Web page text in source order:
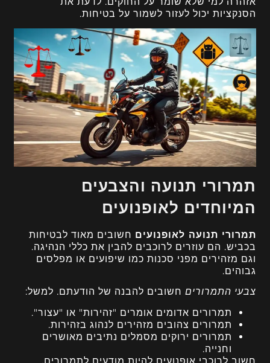
הסנקציות יכול לעזור לשמור על בטיחות.
תמרורי תנועה והצבעים
המיוחדים לאופנועים
תמרורי תנועה לאופנועים חשובים מאוד לבטיחות
בכביש. הם עוזרים לרוכבים להבין את כללי הנהיגה.
וגם מזהירים מפני סכנות כמו שיפועים או מפלסים
גבוהים.
צבעי התמרורים חשובים להבנה של הודעתם. למשל:
תמרורים אדומים אומרים "זהירות" או "עצור".
תמרורים צהובים מזהירים לנהוג בזהירות.
תמרורים ירוקים מסמלים נתיבים מאושרים
וחנייה.
חשוב לרוכבי אופנועים להיות מודעים לתמרורים.